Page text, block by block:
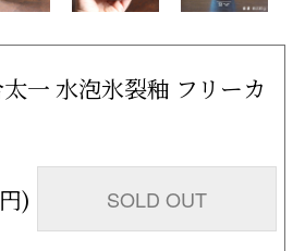
一 水泡氷裂釉 フリーカ
) SOLD OUT